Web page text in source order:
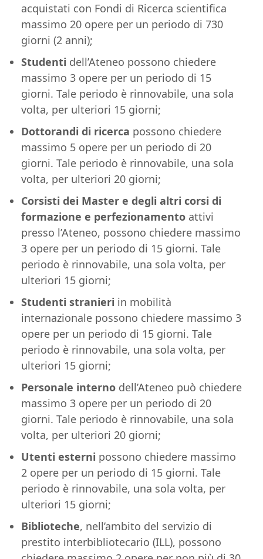
acquistati con Fondi di Ricerca scientifica
massimo 20 opere per un periodo di 730
giorni (2 anni);
Studenti dell’Ateneo possono chiedere
massimo 3 opere per un periodo di 15
giorni. Tale periodo è rinnovabile, una sola
volta, per ulteriori 15 giorni;
Dottorandi di ricerca possono chiedere
massimo 5 opere per un periodo di 20
giorni. Tale periodo è rinnovabile, una sola
volta, per ulteriori 20 giorni;
Corsisti dei Master e degli altri corsi di
formazione e perfezionamento attivi
presso l’Ateneo, possono chiedere massimo
3 opere per un periodo di 15 giorni. Tale
periodo è rinnovabile, una sola volta, per
ulteriori 15 giorni;
Studenti stranieri in mobilità
internazionale possono chiedere massimo 3
opere per un periodo di 15 giorni. Tale
periodo è rinnovabile, una sola volta, per
ulteriori 15 giorni;
Personale interno dell’Ateneo può chiedere
massimo 3 opere per un periodo di 20
giorni. Tale periodo è rinnovabile, una sola
volta, per ulteriori 20 giorni;
Utenti esterni possono chiedere massimo
2 opere per un periodo di 15 giorni. Tale
periodo è rinnovabile, una sola volta, per
ulteriori 15 giorni;
Biblioteche, nell’ambito del servizio di
prestito interbibliotecario (ILL), possono